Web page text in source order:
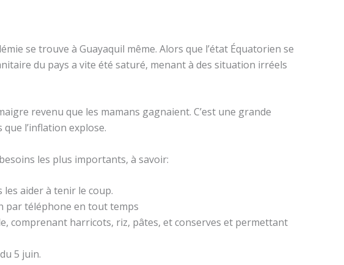
se trouve à Guayaquil même. Alors que l’état Équatorien se
du pays a vite été saturé, menant à des situation irréels
revenu que les mamans gagnaient. C’est une grande
l’inflation explose.
les plus importants, à savoir:
aider à tenir le coup.
par téléphone en tout temps
comprenant harricots, riz, pâtes, et conserves et permettant
5 juin.